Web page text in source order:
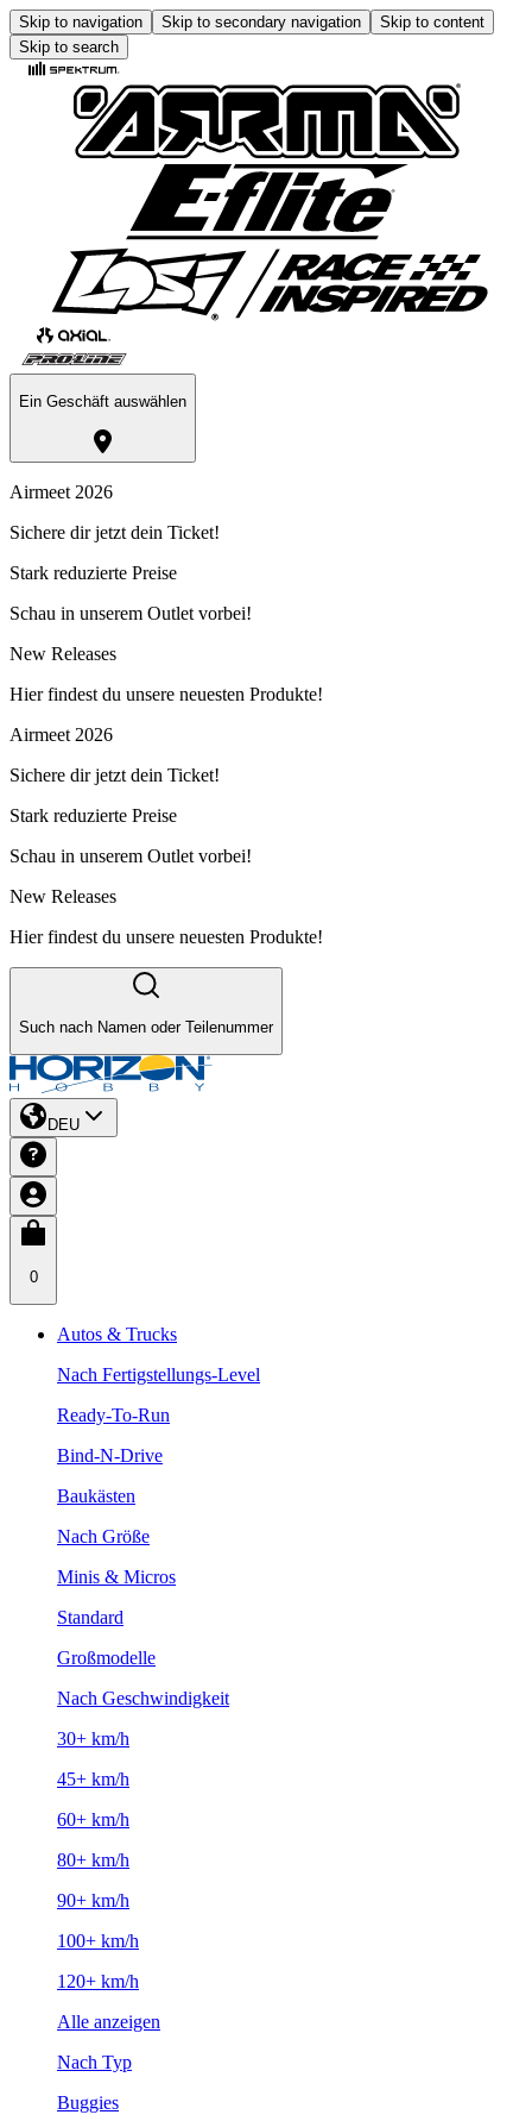
Skip to navigation Skip to secondary navigation
Skip to content
Skip to search
Ein Geschäft auswählen
Airmeet 2026
Sichere dir jetzt dein Ticket!
Stark reduzierte Preise
Schau in unserem Outlet vorbei!
New Releases
Hier findest du unsere neuesten Produkte!
Airmeet 2026
Sichere dir jetzt dein Ticket!
Stark reduzierte Preise
Schau in unserem Outlet vorbei!
New Releases
Hier findest du unsere neuesten Produkte!
Such nach Namen oder Teilenummer
DEU
0
Autos & Trucks
Nach Fertigstellungs-Level
Ready-To-Run
Bind-N-Drive
Baukästen
Nach Größe
Minis & Micros
Standard
Großmodelle
Nach Geschwindigkeit
30+ km/h
45+ km/h
60+ km/h
80+ km/h
90+ km/h
100+ km/h
120+ km/h
Alle anzeigen
Nach Typ
Buggies